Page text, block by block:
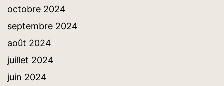
octobre 2024
septembre 2024
août 2024
juillet 2024
juin 2024